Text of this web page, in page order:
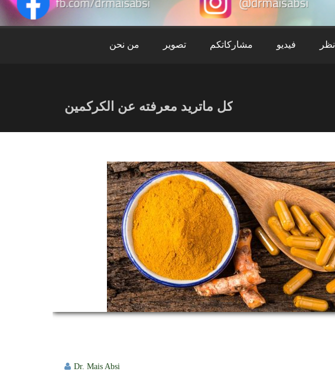
فيديو مشاركاتكم تصوير من نحن
كل ماتريد معرفته عن الكركمين
Dr. Mais Absi